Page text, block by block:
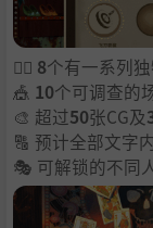
🕵️‍♂️ 8个有一系列
🎪 10个可调查的
🎨 超过50张CG及
🔠 预计全部文字
🎭 可解锁的不同